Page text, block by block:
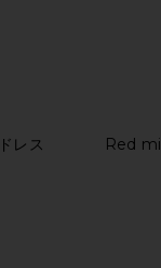
レス Red